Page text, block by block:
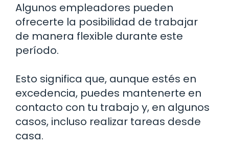
Algunos empleadores pueden
ofrecerte la posibilidad de trabajar
de manera flexible durante este
período.
Esto significa que, aunque estés en
excedencia, puedes mantenerte en
contacto con tu trabajo y, en algunos
casos, incluso realizar tareas desde
casa.